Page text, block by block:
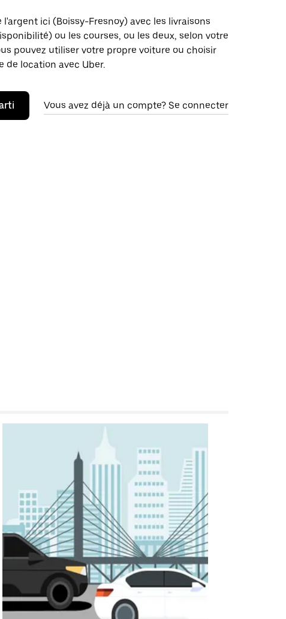
l'argent ici (Boissy-Fresnoy) avec les livraisons
ou les courses, ou les deux, selon votre
pouvez utiliser votre propre voiture ou choisir
de location avec Uber.
Vous avez déjà un compte? Se connecter